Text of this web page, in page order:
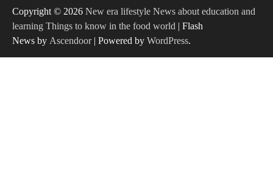
Copyright © 2026 New era lifestyle News about education and
learning Things to know in the food world | Flash
News by Ascendoor| Powered by WordPress.